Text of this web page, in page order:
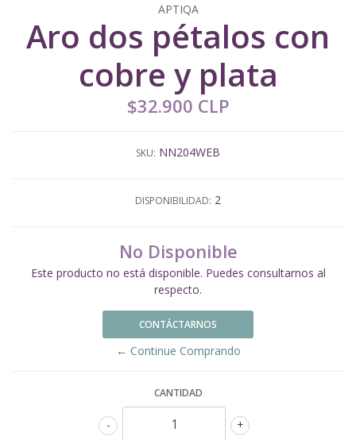
APTIQA
Aro dos pétalos con
cobre y plata
$32.900 CLP
SKU: NN204WEB
DISPONIBILIDAD: 2
No Disponible
Este producto no está disponible. Puedes consultarnos al
respecto.
CONTÁCTARNOS
← Continue Comprando
CANTIDAD
+
-